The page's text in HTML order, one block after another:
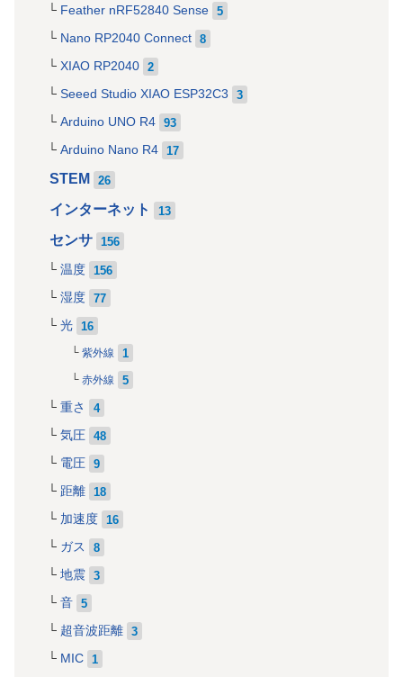
Feather nRF52840 Sense 5
Nano RP2040 Connect 8
XIAO RP2040 2
Seeed Studio XIAO ESP32C3 3
Arduino UNO R4 93
Arduino Nano R4 17
STEM 26
インターネット 13
センサ 156
温度 156
湿度 77
光 16
紫外線 1
赤外線 5
重さ 4
気圧 48
電圧 9
距離 18
加速度 16
ガス 8
地震 3
音 5
超音波距離 3
MIC 1